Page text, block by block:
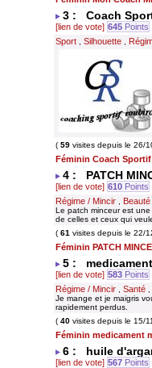
3 : Coach
[lien de vote] 645 Points
Sport
Silhouette
( 59 visites depuis le 26/
Féminin Coach
4 : PATCH
[lien de vote] 610 Points
Régime / Mincir
Beauté
Le patch minceur est
de celles et ceux qui
( 61 visites depuis le 22/
Féminin PATCH
5 :
[lien de vote] 583 Points
Régime / Mincir
Santé
Je mange et je maigris
rapidement perdus.
( 40 visites depuis le 15/
Féminin medicament
6 : huile
[lien de vote] 567 Points